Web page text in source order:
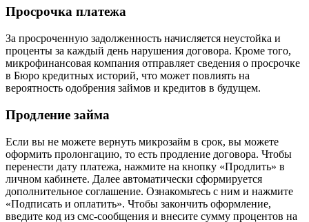
Просрочка платежа
За просроченную задолженность начисляется неустойка и
проценты за каждый день нарушения договора. Кроме того,
микрофинансовая компания отправляет сведения о просрочке
в Бюро кредитных историй, что может повлиять на
вероятность одобрения займов и кредитов в будущем.
Продление займа
Если вы не можете вернуть микрозайм в срок, вы можете
оформить пролонгацию, то есть продление договора. Чтобы
перенести дату платежа, нажмите на кнопку «Продлить» в
личном кабинете. Далее автоматически сформируется
дополнительное соглашение. Ознакомьтесь с ним и нажмите
«Подписать и оплатить». Чтобы закончить оформление,
введите код из смс-сообщения и внесите сумму процентов на